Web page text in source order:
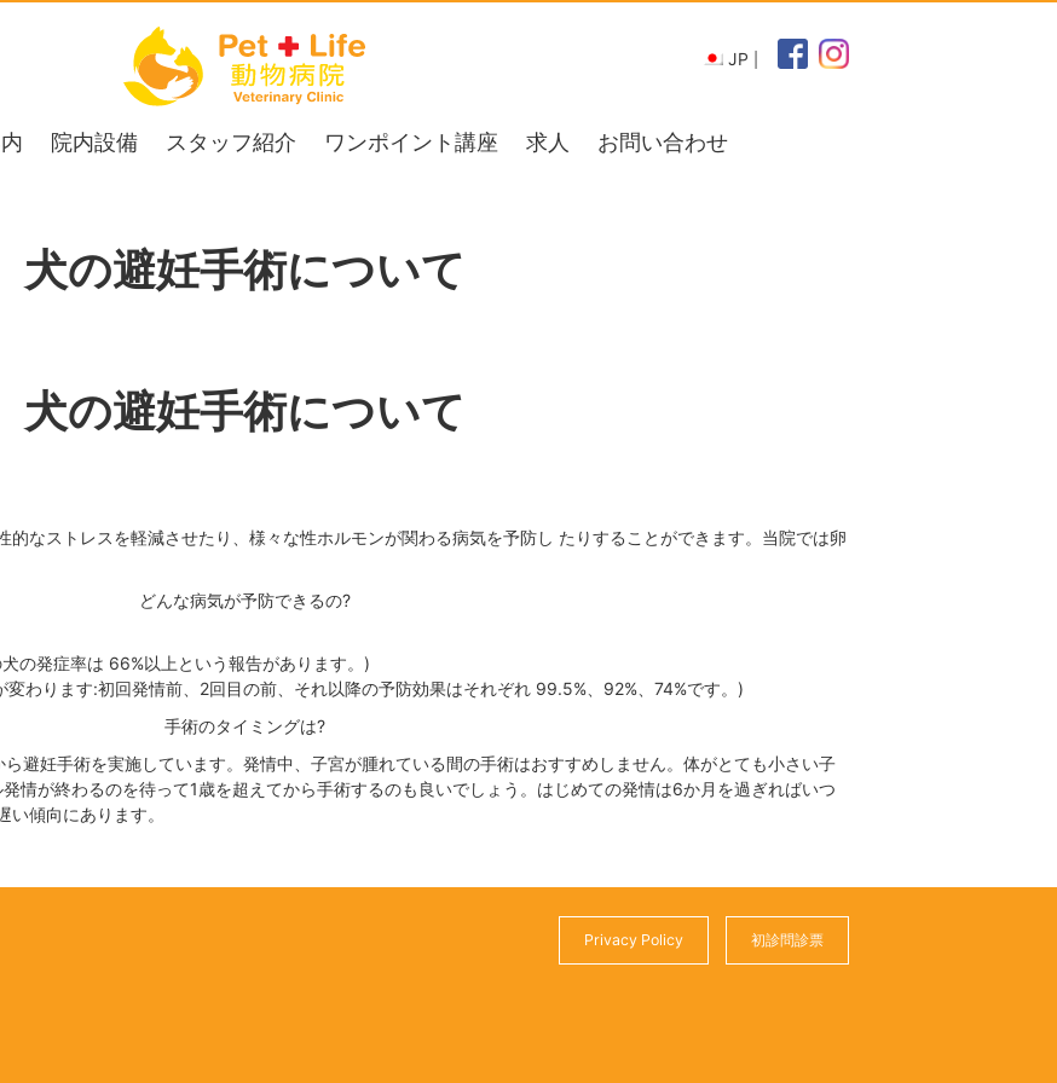
JP
院内設備 スタッフ紹介 ワンポイント講座 求人 お問い合わせ
犬の避妊手術について
犬の避妊手術について
なストレスを軽減させたり、様々な性ホルモンが関わる病気を予防し たりすることができます。当院では卵
どんな病気が予防できるの?
の発症率は 66%以上という報告があります。)
わります:初回発情前、2回目の前、それ以降の予防効果はそれぞれ 99.5%、92%、74%です。)
手術のタイミングは?
避妊手術を実施しています。発情中、子宮が腫れている間の手術はおすすめしません。体がとても小さい子
情が終わるのを待って1歳を超えてから手術するのも良いでしょう。はじめての発情は6か月を過ぎればいつ
傾向にあります。
Privacy Policy 初診問診票